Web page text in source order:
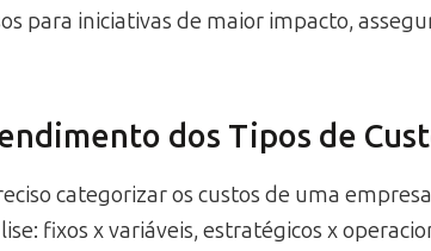
para iniciativas de maior impacto,
dos Tipos de
categorizar os custos de uma
fixos x variáveis, estratégicos x